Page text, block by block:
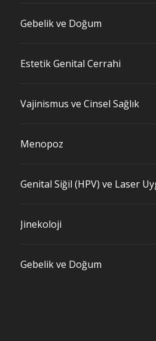
Gebelik ve Doğum
Estetik Genital Cerrahi
Vajinismus ve Cinsel Sağlık
Menopoz
Genital Siğil (HPV) ve Laser
Jinekoloji
Gebelik ve Doğum